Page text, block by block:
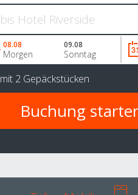
08.08
Morgen
09.08
Sonntag
mit 2 Gepäckstücken